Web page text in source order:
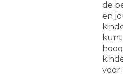
de
en
voor